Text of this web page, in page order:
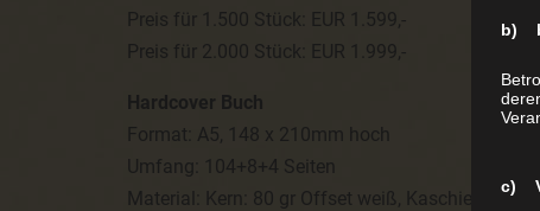
Preis für 1.500 Stück: EUR 1.599,-
Preis für 2.000 Stück: EUR 1.999,-
Hardcover Buch
Format: A5, 148 x 210mm hoch
Umfang: 104+8+4 Seiten
Material: Kern: 80 gr Offset weiß, Kaschierung:
b)
c)